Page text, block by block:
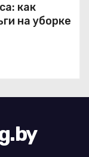
как
на уборке